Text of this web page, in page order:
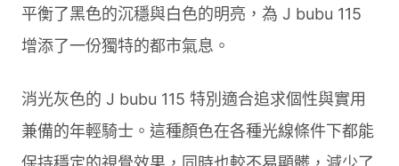
平衡了黑色的沉穩與白色的明亮，為 J bubu 115
增添了一份獨特的都市氣息。
消光灰色的 J bubu 115 特別適合追求個性與實用
兼備的年輕騎士。這種顏色在各種光線條件下都能